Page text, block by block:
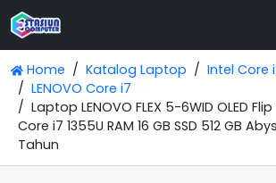
Home Katalog Laptop
Intel Core
LENOVO Core i7
Laptop LENOVO FLEX 5-6WID OLED
Core i7 1355U RAM 16 GB SSD 512 GB
Tahun